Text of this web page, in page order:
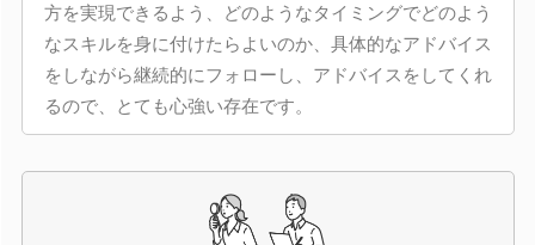
方を実現できるよう、どのようなタイミングでどのよう
なスキルを身に付けたらよいのか、具体的なアドバイス
をしながら継続的にフォローし、アドバイスをしてくれ
るので、とても心強い存在です。